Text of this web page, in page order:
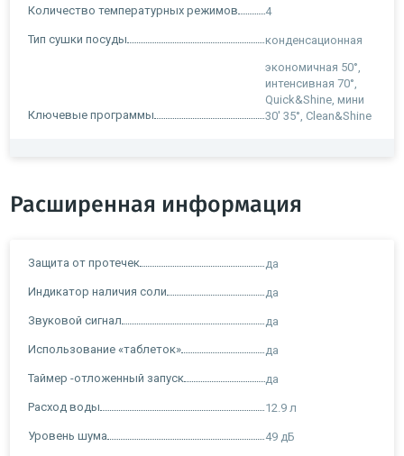
Количество температурных режимов 4
Тип сушки посуды конденсационная
Ключевые программы
экономичная 50°,
интенсивная 70°,
Quick&Shine, мини
30' 35°, Clean&Shine
Расширенная информация
Защита от протечек да
Индикатор наличия соли да
Звуковой сигнал да
Использование «таблеток» да
Таймер -отложенный запуск да
Расход воды 12.9 л
Уровень шума 49 дБ